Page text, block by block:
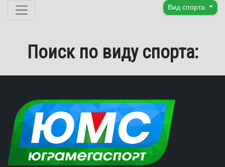
Перейти к содержанию Вид спорта
Поиск по виду спорта: